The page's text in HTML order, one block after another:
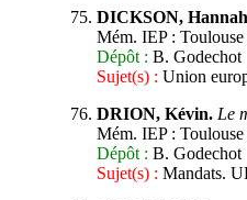
DICKSON,
Mém. IEP :
Dépôt : B. Godechot
Sujet(s) : Union
DRION, Kévin. Le
Mém. IEP :
Dépôt : B. Godechot
Sujet(s) : Mandats.